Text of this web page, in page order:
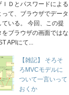
ＩＤとパスワードによる
って、ブラウザでデータ
ている。 今回、この提
をブラウザの画面ではな
APIにて...
【雑記】 そろそ
ろMVCモデルに
ついて一言いって
おくか